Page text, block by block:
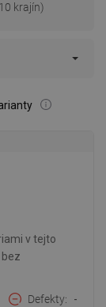
krajín)
v tejto
Defekty -